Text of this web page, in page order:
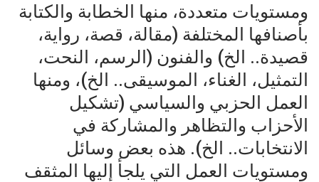
ومستويات متعددة، منها الخطابة والكتابة
بأصنافها المختلفة (مقالة، قصة، رواية،
قصيدة.. الخ) والفنون (الرسم، النحت،
التمثيل، الغناء، الموسيقى.. الخ)، ومنها
العمل الحزبي والسياسي (تشكيل
الأحزاب والتظاهر والمشاركة في
الانتخابات.. الخ). هذه بعض وسائل
ومستويات العمل التي يلجأ إليها المثقف